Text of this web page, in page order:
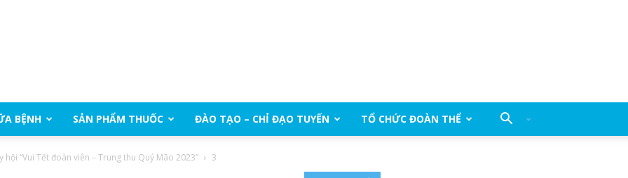
BỆNH SẢN PHẨM THUỐC ĐÀO TẠO – CHỈ ĐẠO TUYẾN TỔ CHỨC ĐOÀN THỂ
“Vui Tết đoàn viên – Trung thu Quý Mão 2023” 3